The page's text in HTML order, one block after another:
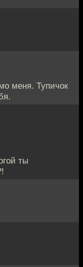
меня. Тупичок
ты